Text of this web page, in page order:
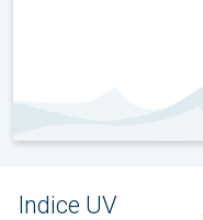
Indice UV